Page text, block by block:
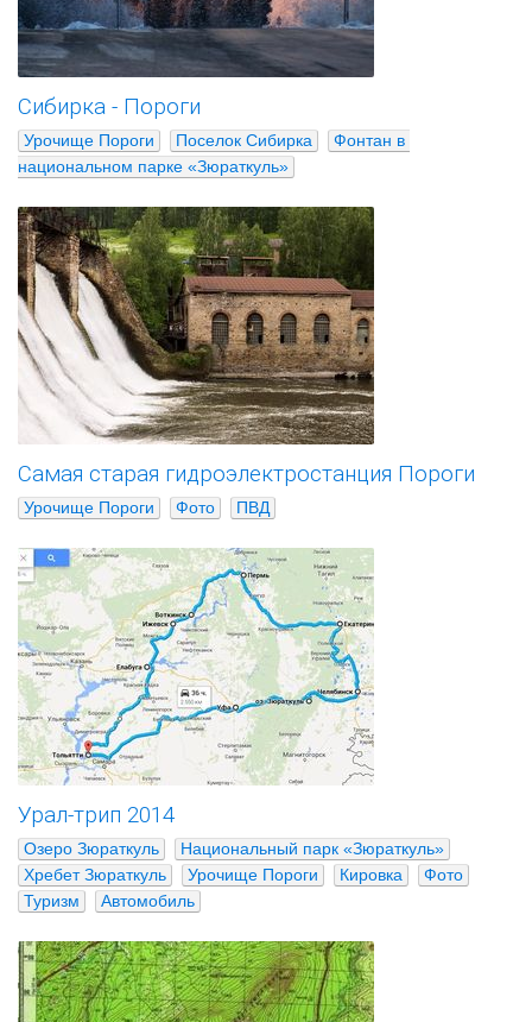
Сибирка - Пороги
Урочище Пороги Поселок Сибирка
Фонтан в
национальном парке «Зюраткуль»
Самая старая гидроэлектростанция Пороги
Урочище Пороги Фото ПВД
Урал-трип 2014
Озеро Зюраткуль
Национальный парк «Зюраткуль»
Хребет Зюраткуль
Урочище Пороги Кировка
Фото
Туризм
Автомобиль